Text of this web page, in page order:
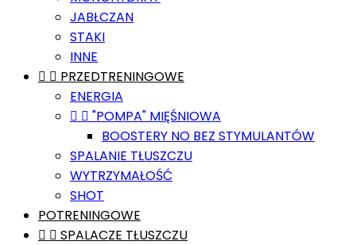
JABŁCZAN
STAKI
INNE
  PRZEDTRENINGOWE
ENERGIA
  "POMPA" MIĘŚNIOWA
BOOSTERY NO BEZ STYMULANTÓW
SPALANIE TŁUSZCZU
WYTRZYMAŁOŚĆ
SHOT
POTRENINGOWE
  SPALACZE TŁUSZCZU